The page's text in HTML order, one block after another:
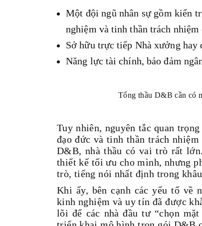
Một đội ngũ nhân sự gồm kiến
nghiệm và tinh thần trách nhiệm
Sở hữu trực tiếp Nhà xưởng
Năng lực tài chính, bảo đảm
Tổng thầu D&B cần có
Tuy nhiên, nguyên tắc quan
đạo đức và tinh thần trách
D&B, nhà thầu có vai trò rất
thiết kế tối ưu cho mình, nhưng
trò, tiếng nói nhất định trong
Khi ấy, bên cạnh các yếu tố về
kinh nghiệm và uy tín đã được
lõi để các nhà đầu tư “chọn